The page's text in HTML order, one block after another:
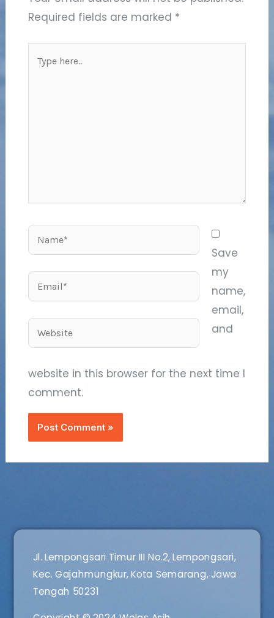
Required fields are marked *
here..
Name*
Email*
Website
Save
my
name,
email,
and
website in this browser for the next time I
comment.
Jl. Lempongsari Timur III No.2, Lempongsari,
Kec. Gajahmungkur, Kota Semarang, Jawa
Tengah 50231